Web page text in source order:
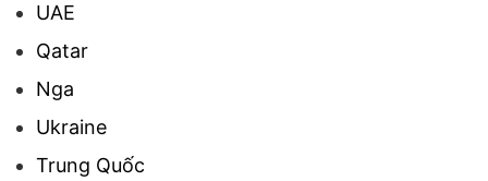
UAE
Qatar
Nga
Ukraine
Trung Quốc